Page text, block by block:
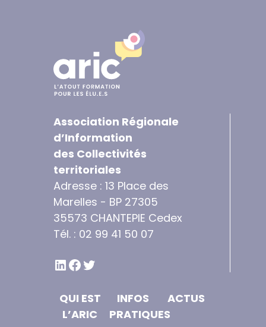
Association Régionale
d’Information
des Collectivités
territoriales
Adresse : 13 Place des
Marelles - BP 27305
35573 CHANTEPIE Cedex
Tél. : 02 99 41 50 07
LINKEDIN
FACEBOOK
TWITTER
QUI EST
L’ARIC
INFOS
PRATIQUES
ACTUS